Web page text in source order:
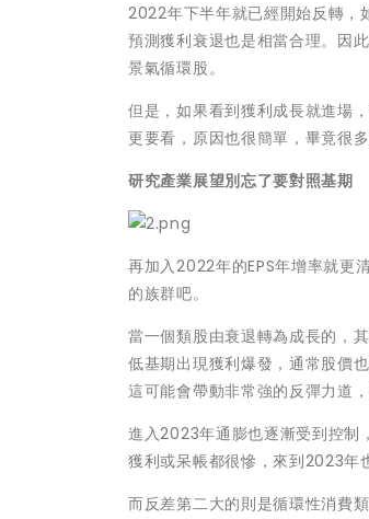
2022年下半年就已經開始反轉，
預測獲利衰退也是相當合理。因
景氣循環股。
但是，如果看到獲利成長就進場
更要看，原因也很簡單，畢竟很
研究產業展望別忘了要對照基期
再加入2022年的EPS年增率就更
的族群吧。
當一個類股由衰退轉為成長的，
低基期出現獲利爆發，通常股價
這可能會帶動非常強的反彈力道
進入2023年通膨也逐漸受到控制
獲利或呆帳都很慘，來到2023年
而反差第二大的則是循環性消費